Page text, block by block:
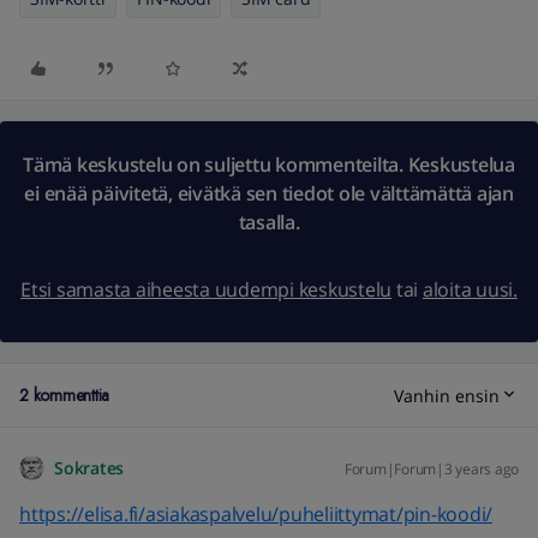
Tämä keskustelu on suljettu kommenteilta. Keskustelua
ei enää päivitetä, eivätkä sen tiedot ole välttämättä ajan
tasalla.
Etsi samasta aiheesta uudempi keskustelu tai aloita uusi.
2 kommenttia Vanhin ensin
Sokrates Forum|Forum|3 years ago
https://elisa.fi/asiakaspalvelu/puheliittymat/pin-koodi/